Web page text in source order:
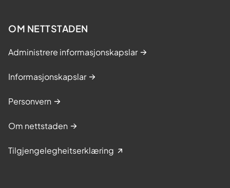
OM NETTSTADEN
Administrere informasjonskapslar
Informasjonskapslar
Personvern
Om nettstaden
Tilgjengelegheitserklæring